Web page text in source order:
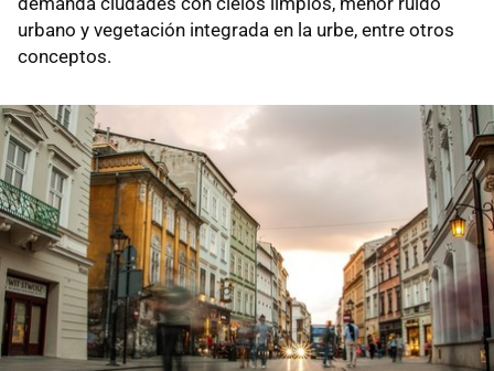
urbano y vegetación integrada en la urbe, entre otros
conceptos.